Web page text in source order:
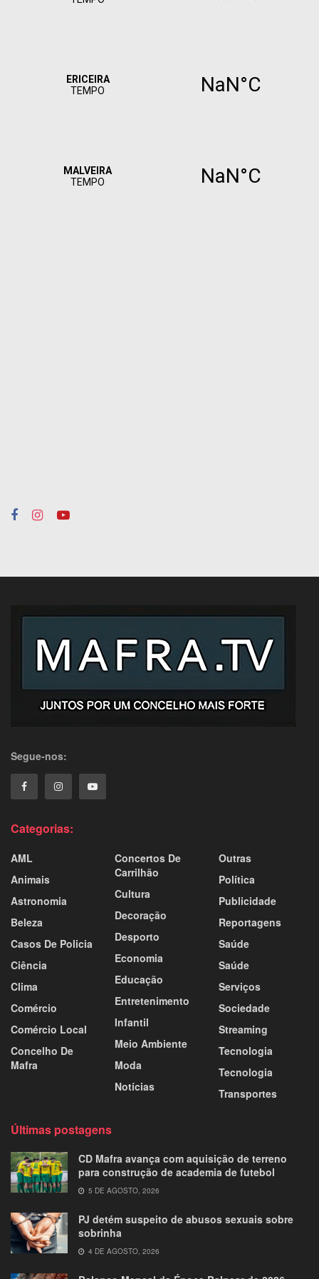
Segue-nos:
Categorias:
AML
Animais
Astronomia
Beleza
Casos De Policia
Ciência
Clima
Comércio
Comércio Local
Concelho De
Mafra
Concertos De
Carrilhão
Cultura
Decoração
Desporto
Economia
Educação
Entretenimento
Infantil
Meio Ambiente
Moda
Notícias
Outras
Política
Publicidade
Reportagens
Saúde
Saúde
Serviços
Sociedade
Streaming
Tecnologia
Tecnologia
Transportes
Últimas postagens
CD Mafra avança com aquisição de terreno
para construção de academia de futebol
5 DE AGOSTO, 2026
PJ detém suspeito de abusos sexuais sobre
sobrinha
4 DE AGOSTO, 2026